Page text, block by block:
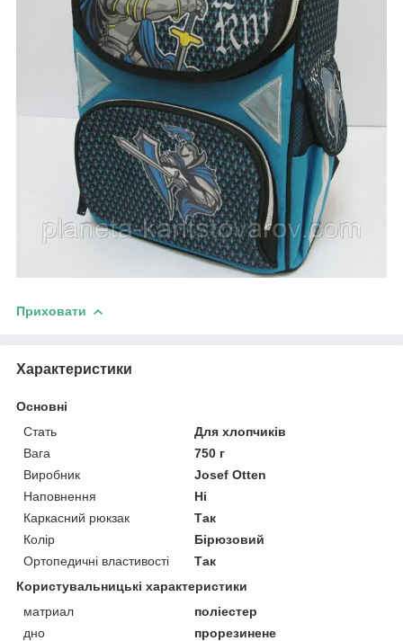
Приховати
Характеристики
Основні
Стать
Для хлопчиків
Вага
750 г
Виробник
Josef Otten
Наповнення
Ні
Каркасний рюкзак
Так
Колір
Бірюзовий
Ортопедичні властивості
Так
Користувальницькі характеристики
матриал
поліестер
дно
прорезинене